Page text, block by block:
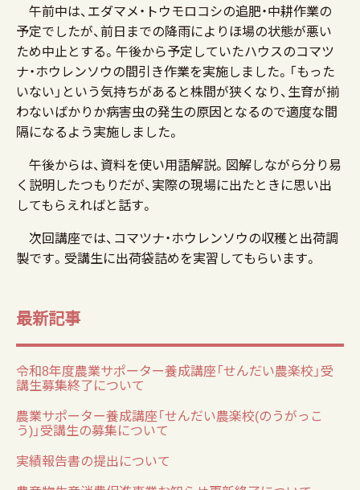
午前中は、エダマメ・トウモロコシの追肥・中耕作業の
予定でしたが、前日までの降雨によりほ場の状態が悪い
ため中止とする。午後から予定していたハウスのコマツ
ナ・ホウレンソウの間引き作業を実施しました。「もった
いない」という気持ちがあると株間が狭くなり、生育が揃
わないばかりか病害虫の発生の原因となるので適度な間
隔になるよう実施しました。
午後からは、資料を使い用語解説。図解しながら分り易
く説明したつもりだが、実際の現場に出たときに思い出
してもらえればと話す。
次回講座では、コマツナ・ホウレンソウの収穫と出荷調
製です。受講生に出荷袋詰めを実習してもらいます。
最新記事
令和8年度農業サポーター養成講座「せんだい農楽校」受
講生募集終了について
農業サポーター養成講座「せんだい農楽校(のうがっこ
う)」受講生の募集について
実績報告書の提出について